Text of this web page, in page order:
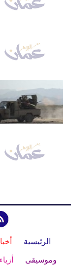
الرئيسية
وموسيقى أزياء